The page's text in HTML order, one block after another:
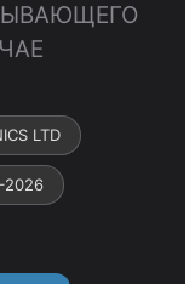
LTD